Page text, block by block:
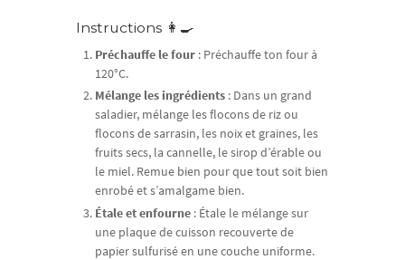
Instructions 👩‍🍳
Préchauffe le four : Préchauffe ton four à
120°C.
Mélange les ingrédients : Dans un grand
saladier, mélange les flocons de riz ou
flocons de sarrasin, les noix et graines, les
fruits secs, la cannelle, le sirop d’érable ou
le miel. Remue bien pour que tout soit bien
enrobé et s’amalgame bien.
Étale et enfourne : Étale le mélange sur
une plaque de cuisson recouverte de
papier sulfurisé en une couche uniforme.